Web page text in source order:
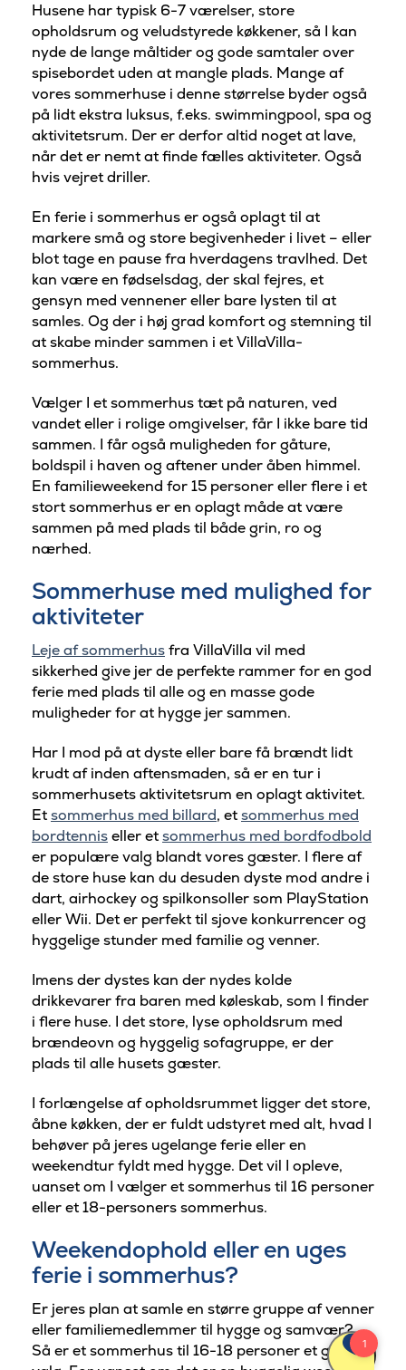
Husene har typisk 6-7 værelser, store
opholdsrum og veludstyrede køkkener, så I kan
nyde de lange måltider og gode samtaler over
spisebordet uden at mangle plads. Mange af
vores sommerhuse i denne størrelse byder også
på lidt ekstra luksus, f.eks. swimmingpool, spa og
aktivitetsrum. Der er derfor altid noget at lave,
når det er nemt at finde fælles aktiviteter. Også
hvis vejret driller.
En ferie i sommerhus er også oplagt til at
markere små og store begivenheder i livet – eller
blot tage en pause fra hverdagens travlhed. Det
kan være en fødselsdag, der skal fejres, et
gensyn med vennener eller bare lysten til at
samles. Og der i høj grad komfort og stemning til
at skabe minder sammen i et VillaVilla-
sommerhus.
Vælger I et sommerhus tæt på naturen, ved
vandet eller i rolige omgivelser, får I ikke bare tid
sammen. I får også muligheden for gåture,
boldspil i haven og aftener under åben himmel.
En familieweekend for 15 personer eller flere i et
stort sommerhus er en oplagt måde at være
sammen på med plads til både grin, ro og
nærhed.
Sommerhuse med mulighed for
aktiviteter
Leje af sommerhusfra VillaVilla vil med
sikkerhed give jer de perfekte rammer for en god
ferie med plads til alle og en masse gode
muligheder for at hygge jer sammen.
Har I mod på at dyste eller bare få brændt lidt
krudt af inden aftensmaden, så er en tur i
sommerhusets aktivitetsrum en oplagt aktivitet.
Etsommerhus med billard, etsommerhus med
bordtenniseller etsommerhus med bordfodbold
er populære valg blandt vores gæster. I flere af
de store huse kan du desuden dyste mod andre i
dart, airhockey og spilkonsoller som PlayStation
eller Wii. Det er perfekt til sjove konkurrencer og
hyggelige stunder med familie og venner.
Imens der dystes kan der nydes kolde
drikkevarer fra baren med køleskab, som I finder
i flere huse. I det store, lyse opholdsrum med
brændeovn og hyggelig sofagruppe, er der
plads til alle husets gæster.
I forlængelse af opholdsrummet ligger det store,
åbne køkken, der er fuldt udstyret med alt, hvad I
behøver på jeres ugelange ferie eller en
weekendtur fyldt med hygge. Det vil I opleve,
uanset om I vælger et sommerhus til 16 personer
eller et 18-personers sommerhus.
Weekendophold eller en uges
ferie i sommerhus?
Er jeres plan at samle en større gruppe af venner
eller familiemedlemmer til hygge og samvær?
Så er et sommerhus til 16-18 personer et godt